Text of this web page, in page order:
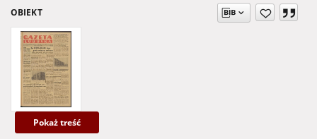
OBIEKT
Pokaż treść